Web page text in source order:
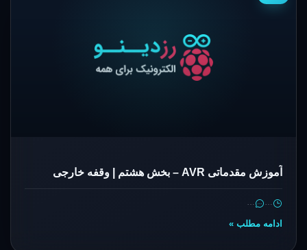
آموزش مقدماتی AVR – بخش هشتم | وقفه خارجی
…
…
ادامه مطلب »